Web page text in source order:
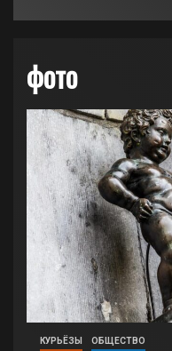
фото
КУРЬЁЗЫ ОБЩЕСТВО